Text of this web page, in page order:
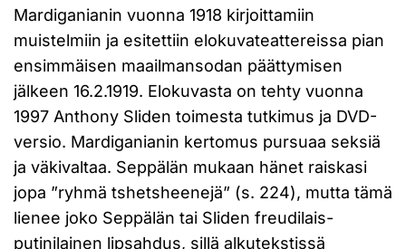
Mardiganianin vuonna 1918 kirjoittamiin
muistelmiin ja esitettiin elokuvateattereissa pian
ensimmäisen maailmansodan päättymisen
jälkeen 16.2.1919. Elokuvasta on tehty vuonna
1997 Anthony Sliden toimesta tutkimus ja DVD-
versio. Mardiganianin kertomus pursuaa seksiä
ja väkivaltaa. Seppälän mukaan hänet raiskasi
jopa ”ryhmä tshetsheenejä” (s. 224), mutta tämä
lienee joko Seppälän tai Sliden freudilais-
putinilainen lipsahdus, sillä alkutekstissä